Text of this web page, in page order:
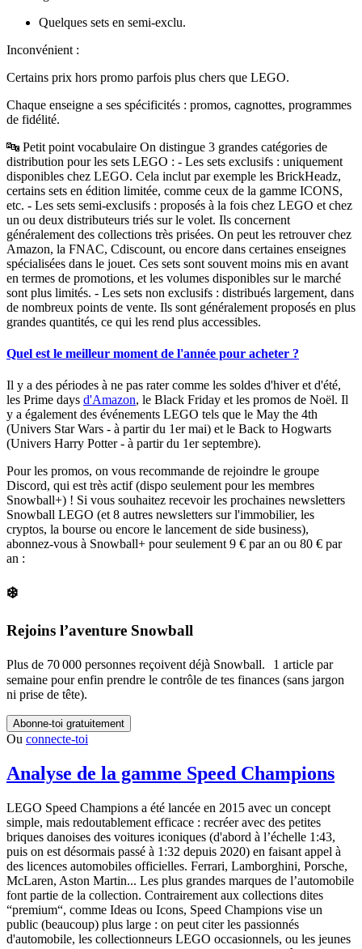
Quelques sets en semi-exclu.
Inconvénient :
Certains prix hors promo parfois plus chers que LEGO.
Chaque enseigne a ses spécificités : promos, cagnottes, programmes
de fidélité.
🔤 Petit point vocabulaire On distingue 3 grandes catégories de
distribution pour les sets LEGO : - Les sets exclusifs : uniquement
disponibles chez LEGO. Cela inclut par exemple les BrickHeadz,
certains sets en édition limitée, comme ceux de la gamme ICONS,
etc. - Les sets semi-exclusifs : proposés à la fois chez LEGO et chez
un ou deux distributeurs triés sur le volet. Ils concernent
généralement des collections très prisées. On peut les retrouver chez
Amazon, la FNAC, Cdiscount, ou encore dans certaines enseignes
spécialisées dans le jouet. Ces sets sont souvent moins mis en avant
en termes de promotions, et les volumes disponibles sur le marché
sont plus limités. - Les sets non exclusifs : distribués largement, dans
de nombreux points de vente. Ils sont généralement proposés en plus
grandes quantités, ce qui les rend plus accessibles.
Quel est le meilleur moment de l'année pour acheter ?
Il y a des périodes à ne pas rater comme les soldes d'hiver et d'été,
les Prime days d'Amazon, le Black Friday et les promos de Noël. Il
y a également des événements LEGO tels que le May the 4th
(Univers Star Wars - à partir du 1er mai) et le Back to Hogwarts
(Univers Harry Potter - à partir du 1er septembre).
Pour les promos, on vous recommande de rejoindre le groupe
Discord, qui est très actif (dispo seulement pour les membres
Snowball+) ! Si vous souhaitez recevoir les prochaines newsletters
Snowball LEGO (et 8 autres newsletters sur l'immobilier, les
cryptos, la bourse ou encore le lancement de side business),
abonnez-vous à Snowball+ pour seulement 9 € par an ou 80 € par
an :
❄️
Rejoins l’aventure Snowball
Plus de 70 000 personnes reçoivent déjà Snowball. 1 article par
semaine pour enfin prendre le contrôle de tes finances (sans jargon
ni prise de tête).
Abonne-toi gratuitement
Ou connecte-toi
Analyse de la gamme Speed Champions
LEGO Speed Champions a été lancée en 2015 avec un concept
simple, mais redoutablement efficace : recréer avec des petites
briques danoises des voitures iconiques (d'abord à l’échelle 1:43,
puis on est désormais passé à 1:32 depuis 2020) en faisant appel à
des licences automobiles officielles. Ferrari, Lamborghini, Porsche,
McLaren, Aston Martin... Les plus grandes marques de l’automobile
font partie de la collection. Contrairement aux collections dites
“premium“, comme Ideas ou Icons, Speed Champions vise un
public (beaucoup) plus large : on peut citer les passionnés
d'automobile, les collectionneurs LEGO occasionnels, ou les jeunes